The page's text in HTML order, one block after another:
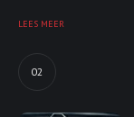
LEES MEER
02